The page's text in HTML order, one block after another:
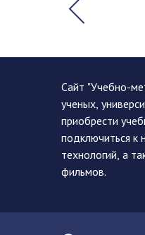
Сайт "Учебно-
ученых,
приобрести
подключиться к
технологий, а
фильмов.